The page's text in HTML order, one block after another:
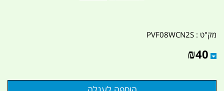
מק"ט : PVF08WCN2S
₪40